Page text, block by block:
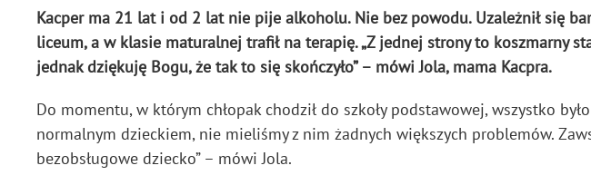
Kacper ma 21 lat i od 2 lat nie pije alkoholu. Nie bez powodu. Uzależnił się
liceum, a w klasie maturalnej trafił na terapię. „Z jednej strony to koszmarny
jednak dziękuję Bogu, że tak to się skończyło” – mówi Jola, mama Kacpra.
Do momentu, w którym chłopak chodził do szkoły podstawowej, wszystko
normalnym dzieckiem, nie mieliśmy z nim żadnych większych problemów.
bezobsługowe dziecko” – mówi Jola.